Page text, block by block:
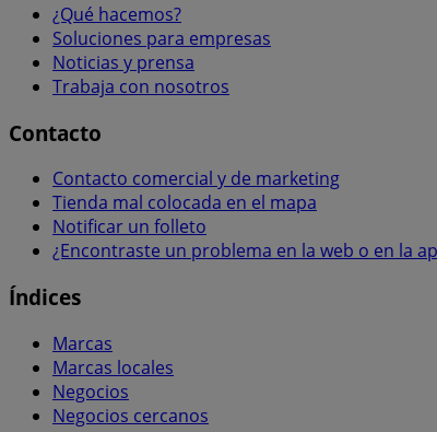
¿Qué hacemos?
Soluciones para empresas
Noticias y prensa
Trabaja con nosotros
Contacto
Contacto comercial y de marketing
Tienda mal colocada en el mapa
Notificar un folleto
¿Encontraste un problema en la web o en la
Índices
Marcas
Marcas locales
Negocios
Negocios cercanos